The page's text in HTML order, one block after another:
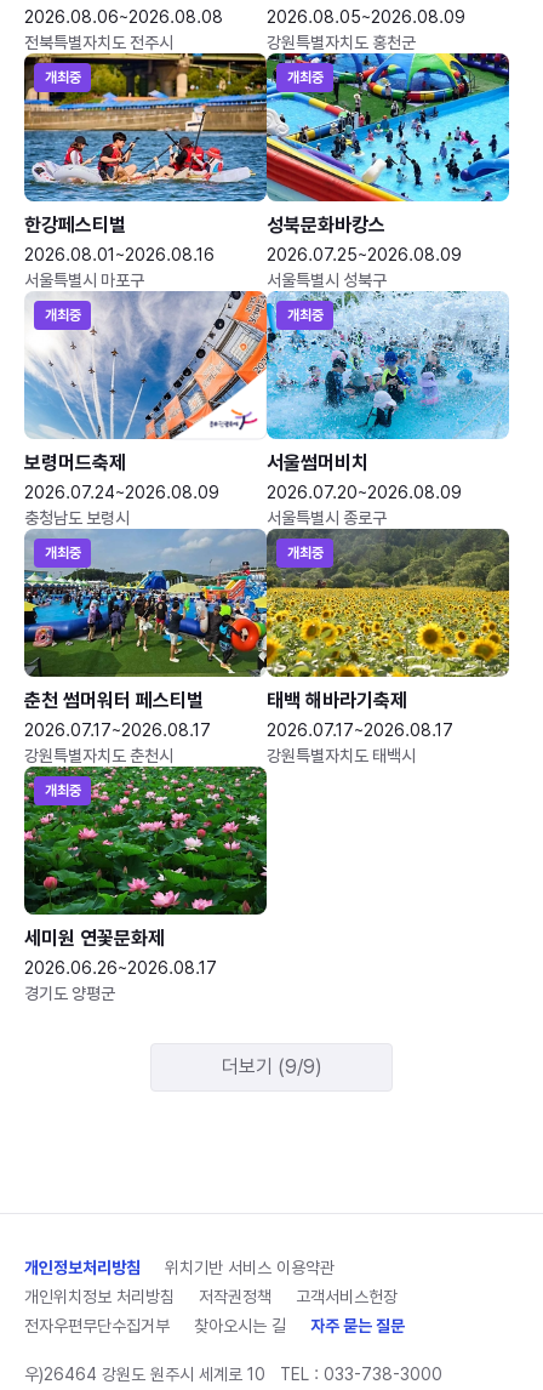
2026.08.06~2026.08.08
전북특별자치도 전주시
2026.08.05~2026.08.09
강원특별자치도 홍천군
개최중
한강페스티벌
2026.08.01~2026.08.16
서울특별시 마포구
개최중
성북문화바캉스
2026.07.25~2026.08.09
서울특별시 성북구
개최중
보령머드축제
2026.07.24~2026.08.09
충청남도 보령시
개최중
서울썸머비치
2026.07.20~2026.08.09
서울특별시 종로구
개최중
춘천 썸머워터 페스티벌
2026.07.17~2026.08.17
강원특별자치도 춘천시
개최중
태백 해바라기축제
2026.07.17~2026.08.17
강원특별자치도 태백시
개최중
세미원 연꽃문화제
2026.06.26~2026.08.17
경기도 양평군
더보기 (9/9)
개인정보처리방침
위치기반 서비스 이용약관
개인위치정보 처리방침
저작권정책
고객서비스헌장
전자우편무단수집거부
찾아오시는 길 자주 묻는 질문
우)26464 강원도 원주시 세계로 10 TEL : 033-738-3000